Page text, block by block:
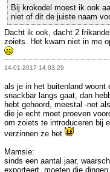
Bij krokodel moest ik ook
niet of dit de juiste naam
Dacht ik ook, dacht 2
zoiets. Het kwam niet in me
14-01-2017 14:03:29
als je in het buitenland woont
snackbar langs gaat, dan
hebt gehoord, meestal -net
die je echt moet proeven
om zoiets te introduceren bij
verzinnen ze het
Mamsie:
sinds een aantal jaar,
exporteert, moeten die